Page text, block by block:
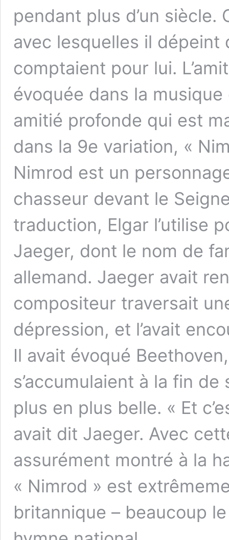
pendant plus d’un siècle.
avec lesquelles il dépeint
comptaient pour lui.
évoquée dans la musique
amitié profonde qui est
dans la 9e variation, «
Nimrod est un
chasseur devant le
traduction, Elgar l’utilise
Jaeger, dont le nom de
allemand. Jaeger avait
compositeur traversait
dépression, et l’avait
Il avait évoqué
s’accumulaient à la fin
plus en plus belle. « Et
avait dit Jaeger. Avec
assurément montré à la
« Nimrod » est
britannique – beaucoup